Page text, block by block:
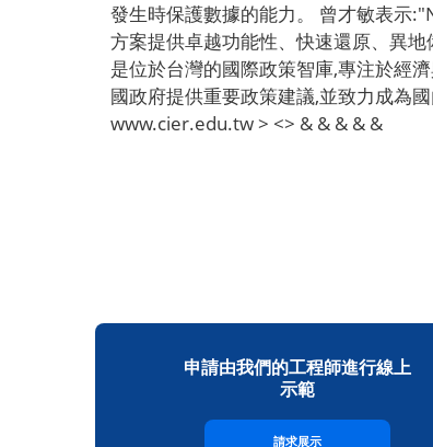
發生時保護數據的能力。 曾才敏表示
方案提供卓越功能性、快速還原、異
是位於台灣的國際政策智庫,專注於經
國政府提供重要政策建議,並致力成為
www.cier.edu.tw > <> & & & & &
申請由我們的工程師進行線上
示範
請求展示